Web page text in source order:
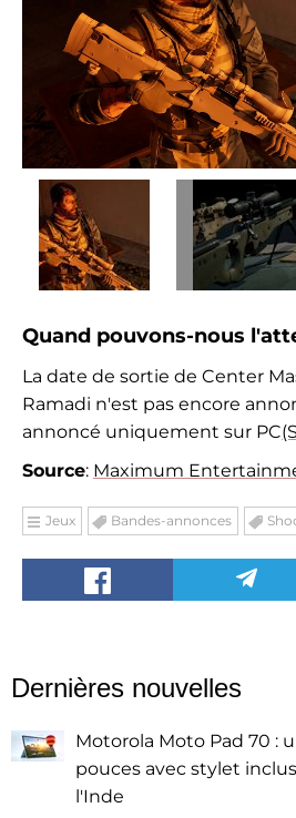
Quand pouvons-nous
La date de sortie de Center
Ramadi n'est pas encore
annoncé uniquement sur PC
Source: Maximum
Jeux Bandes-annonces
Dernières nouvelles
Motorola Moto Pad 70 :
pouces avec stylet
l'Inde